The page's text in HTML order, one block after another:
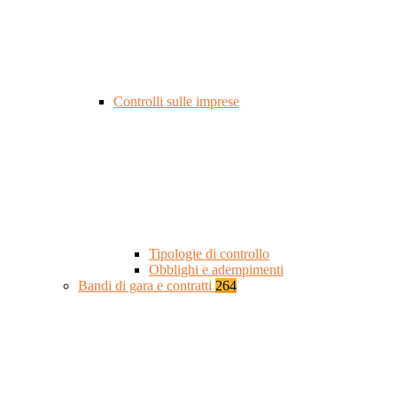
Controlli sulle imprese
Tipologie di controllo
Obblighi e adempimenti
Bandi di gara e contratti 264